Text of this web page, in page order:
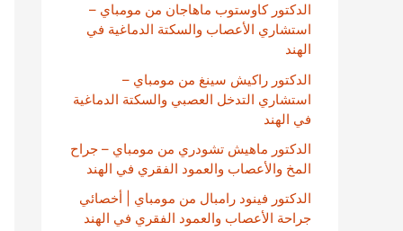
الدكتور كاوستوب ماهاجان من مومباي –
استشاري الأعصاب والسكتة الدماغية في
الهند
الدكتور راكيش سينغ من مومباي –
استشاري التدخل العصبي والسكتة الدماغية
في الهند
الدكتور ماهيش تشودري من مومباي – جراح
المخ والأعصاب والعمود الفقري في الهند
الدكتور فينود رامبال من مومباي | أخصائي
جراحة الأعصاب والعمود الفقري في الهند